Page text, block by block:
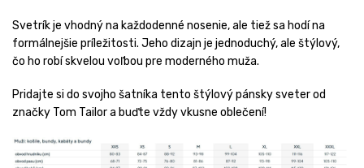
Svetrík je vhodný na každodenné nosenie, ale tiež sa hodí na
formálnejšie príležitosti. Jeho dizajn je jednoduchý, ale štýlový,
čo ho robí skvelou voľbou pre moderného muža.
Pridajte si do svojho šatníka tento štýlový pánsky sveter od
značky Tom Tailor a buďte vždy vkusne oblečení!